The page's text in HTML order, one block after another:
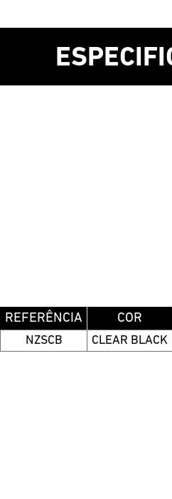
REFERÊNCIA COR
NZSCB CLEAR BLACK